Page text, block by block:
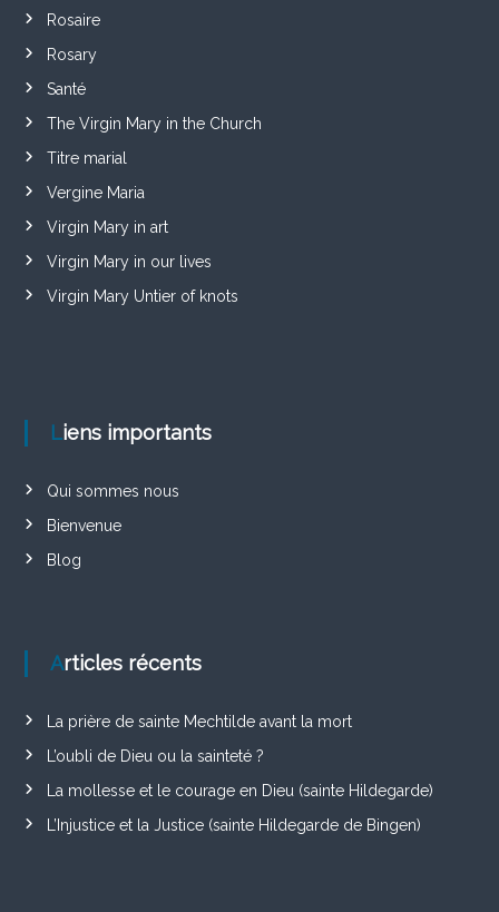
Rosaire
Rosary
Santé
The Virgin Mary in the Church
Titre marial
Vergine Maria
Virgin Mary in art
Virgin Mary in our lives
Virgin Mary Untier of knots
Liens importants
Qui sommes nous
Bienvenue
Blog
Articles récents
La prière de sainte Mechtilde avant la mort
L’oubli de Dieu ou la sainteté ?
La mollesse et le courage en Dieu (sainte Hildegarde)
L’Injustice et la Justice (sainte Hildegarde de Bingen)